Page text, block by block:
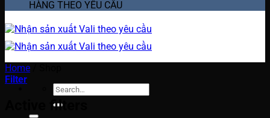
HÀNG THEO YÊU CẦU
Search
for:
Home
Filter
Active filters